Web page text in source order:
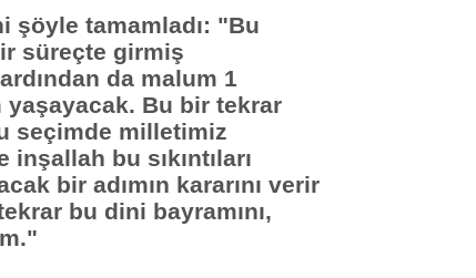
şöyle tamamladı: "Bu
süreçte girmiş
da malum 1
yaşayacak. Bu bir tekrar
seçimde milletimiz
bu sıkıntıları
bir adımın kararını verir
bu dini bayramını,